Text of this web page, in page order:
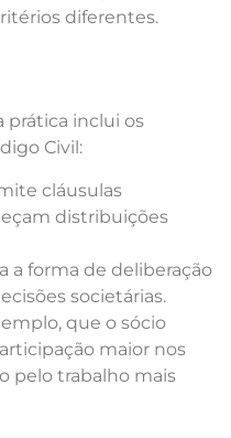
diferentes.
prática inclui os
Civil:
cláusulas
distribuições
a forma de deliberação
societárias.
que o sócio
maior nos
pelo trabalho mais